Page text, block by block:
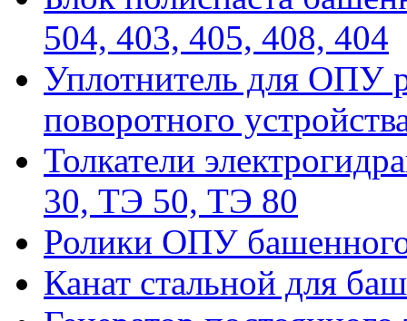
504, 403, 405, 408, 404
Уплотнитель для ОПУ
поворотного
Толкатели
30, ТЭ 50, ТЭ 80
Ролики ОПУ
Канат стальной для